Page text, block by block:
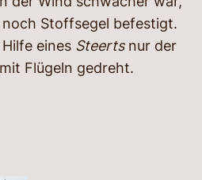
Stoffsegel befestigt.
eines Steertsnur der
Flügeln gedreht.